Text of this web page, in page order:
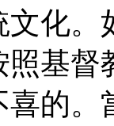
文化
照基督
的。